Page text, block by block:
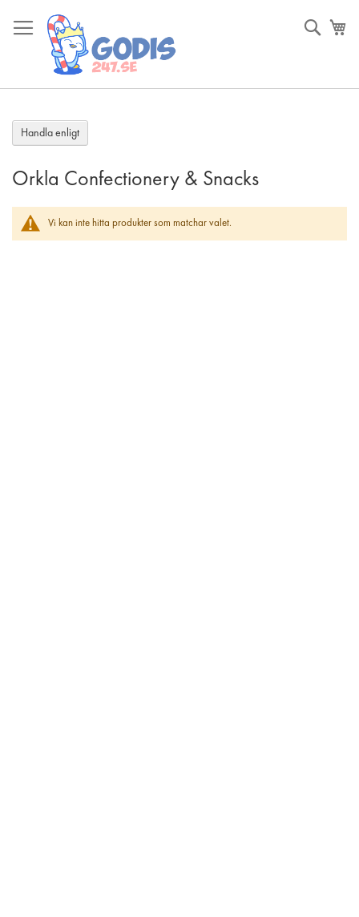
to
Sök
Orkla Confectionery & Snacks
Vi kan inte hitta produkter som matchar valet.
Handla enligt